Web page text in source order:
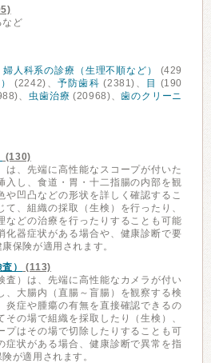
など
婦人科系の診療（生理不順など）
(429
(2242)、 予防歯科 (2381)、 目
(190
、 虫歯治療 (20968)、歯のクリーニ
(130)
は、先端に高性能なスコープが付いた
入し、食道・胃・十二指腸の内部を観
や凹凸などの形状を詳しく確認するこ
て、組織の採取（生検）を行ったり、
などの治療を行ったりすることも可能
化器症状がある場合や、健康診断で要
保険が適用されます。
）
(113)
査）は、先端に高性能なカメラが付い
、大腸内（直腸～盲腸）を観察する検
炎症や腫瘍の有無を直接確認できるの
の場で組織を採取したり（生検）、
プはその場で切除したりすることも可
症状がある場合、健康診断で異常を指
が適用されます。